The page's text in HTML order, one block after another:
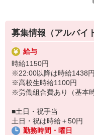
す。
レジ業務も教えていきます。
募集情報（アルバイ
給与
時給1150円
※22:00以降は時給1438円
※高校生時給1100円
※労働組合費あり（基本
■土日・祝手当
土日・祝は時給＋50円
勤務時間・曜日